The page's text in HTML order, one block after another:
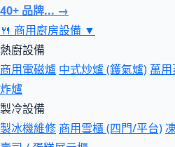
40+ 品牌... →
🍴 商用廚房設備 ▼
熱廚設備
商用電磁爐 中式炒爐 (鑊氣爐) 萬
炸爐
製冷設備
製冰機維修 商用雪櫃 (四門/平台)